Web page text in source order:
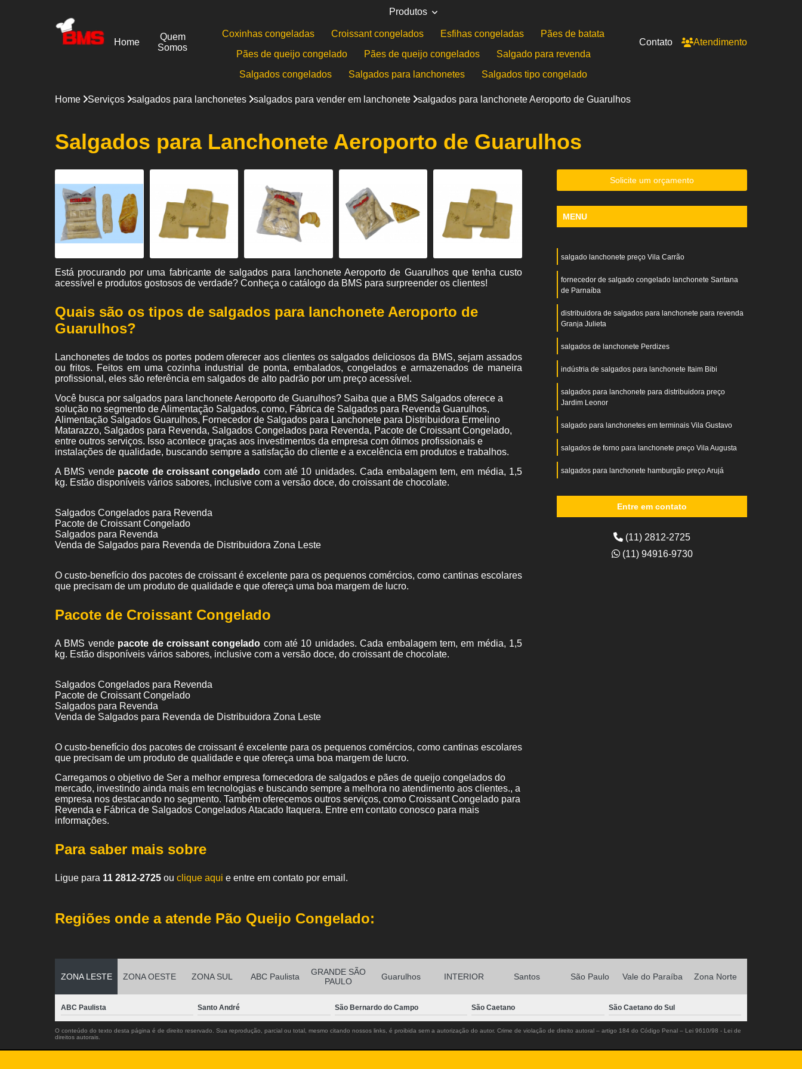
Home
Quem
Somos
Produtos
Coxinhas congeladas Croissant congelados Esfihas congeladas
Pães de batata
Pães de queijo congelado
Pães de queijo congelados
Salgado para revenda
Salgados congelados
Salgados para lanchonetes Salgados tipo congelado
Contato Atendimento
Home Serviços salgados para lanchonetes salgados para vender em lanchonete salgados para lanchonete Aeroporto de Guarulhos
Salgados para Lanchonete Aeroporto de Guarulhos
Está procurando por uma fabricante de salgados para lanchonete Aeroporto de Guarulhos que tenha custo
acessível e produtos gostosos de verdade? Conheça o catálogo da BMS para surpreender os clientes!
Quais são os tipos de salgados para lanchonete Aeroporto de
Guarulhos?
Lanchonetes de todos os portes podem oferecer aos clientes os salgados deliciosos da BMS, sejam assados
ou fritos. Feitos em uma cozinha industrial de ponta, embalados, congelados e armazenados de maneira
profissional, eles são referência em salgados de alto padrão por um preço acessível.
Você busca por salgados para lanchonete Aeroporto de Guarulhos? Saiba que a BMS Salgados oferece a
solução no segmento de Alimentação Salgados, como, Fábrica de Salgados para Revenda Guarulhos,
Alimentação Salgados Guarulhos, Fornecedor de Salgados para Lanchonete para Distribuidora Ermelino
Matarazzo, Salgados para Revenda, Salgados Congelados para Revenda, Pacote de Croissant Congelado,
entre outros serviços. Isso acontece graças aos investimentos da empresa com ótimos profissionais e
instalações de qualidade, buscando sempre a satisfação do cliente e a excelência em produtos e trabalhos.
A BMS vende pacote de croissant congelado com até 10 unidades. Cada embalagem tem, em média, 1,5
kg. Estão disponíveis vários sabores, inclusive com a versão doce, do croissant de chocolate.
Salgados Congelados para Revenda
Pacote de Croissant Congelado
Salgados para Revenda
Venda de Salgados para Revenda de Distribuidora Zona Leste
O custo-benefício dos pacotes de croissant é excelente para os pequenos comércios, como cantinas escolares
que precisam de um produto de qualidade e que ofereça uma boa margem de lucro.
Pacote de Croissant Congelado
A BMS vende pacote de croissant congelado com até 10 unidades. Cada embalagem tem, em média, 1,5
kg. Estão disponíveis vários sabores, inclusive com a versão doce, do croissant de chocolate.
Salgados Congelados para Revenda
Pacote de Croissant Congelado
Salgados para Revenda
Venda de Salgados para Revenda de Distribuidora Zona Leste
O custo-benefício dos pacotes de croissant é excelente para os pequenos comércios, como cantinas escolares
que precisam de um produto de qualidade e que ofereça uma boa margem de lucro.
Carregamos o objetivo de Ser a melhor empresa fornecedora de salgados e pães de queijo congelados do
mercado, investindo ainda mais em tecnologias e buscando sempre a melhora no atendimento aos clientes., a
empresa nos destacando no segmento. Também oferecemos outros serviços, como Croissant Congelado para
Revenda e Fábrica de Salgados Congelados Atacado Itaquera. Entre em contato conosco para mais
informações.
Para saber mais sobre
Ligue para 11 2812-2725 ou clique aqui e entre em contato por email.
Solicite um orçamento
MENU
salgado lanchonete preço Vila Carrão
fornecedor de salgado congelado lanchonete Santana
de Parnaíba
distribuidora de salgados para lanchonete para revenda
Granja Julieta
salgados de lanchonete Perdizes
indústria de salgados para lanchonete Itaim Bibi
salgados para lanchonete para distribuidora preço
Jardim Leonor
salgado para lanchonetes em terminais Vila Gustavo
salgados de forno para lanchonete preço Vila Augusta
salgados para lanchonete hamburgão preço Arujá
Entre em contato
(11) 2812-2725
(11) 94916-9730
Regiões onde a atende Pão Queijo Congelado:
ZONA LESTE ZONA OESTE ZONA SUL ABC Paulista
GRANDE SÃO
PAULO
Guarulhos INTERIOR Santos São Paulo Vale do Paraíba Zona Norte
ABC Paulista Santo André São Bernardo do Campo São Caetano São Caetano do Sul
O conteúdo do texto desta página é de direito reservado. Sua reprodução, parcial ou total, mesmo citando nossos links, é proibida sem a autorização do autor. Crime de violação de direito autoral – artigo 184 do Código Penal – Lei 9610/98 - Lei de
direitos autorais